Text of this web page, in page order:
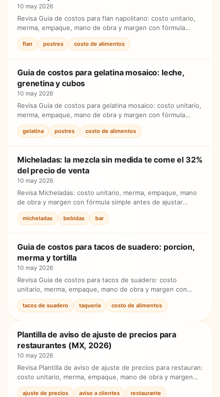
10 may 2026
Revisa Guia de costos para flan napolitano: costo unitario,
merma, empaque, mano de obra y margen con fórmula
simple antes de ajustar precios.
flan postres costo de alimentos
Guia de costos para gelatina mosaico: leche,
grenetina y cubos
10 may 2026
Revisa Guia de costos para gelatina mosaico: costo unitario,
merma, empaque, mano de obra y margen con fórmula
simple antes de ajustar precios.
gelatina postres costo de alimentos
Micheladas: la mezcla sin medida te come el 32%
del precio de venta
10 may 2026
Revisa Micheladas: costo unitario, merma, empaque, mano
de obra y margen con fórmula simple antes de ajustar
precios.
micheladas bebidas bar
Guia de costos para tacos de suadero: porcion,
merma y tortilla
10 may 2026
Revisa Guia de costos para tacos de suadero: costo
unitario, merma, empaque, mano de obra y margen con
fórmula simple antes de ajustar precios.
tacos de suadero taqueria costo de alimentos
Plantilla de aviso de ajuste de precios para
restaurantes (MX, 2026)
10 may 2026
Revisa Plantilla de aviso de ajuste de precios para restauran:
costo unitario, merma, empaque, mano de obra y margen
con fórmula simple antes de ajustar precios.
ajuste de precios aviso a clientes restaurante